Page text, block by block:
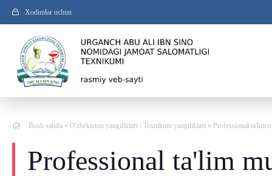
Xodimlar uchun
Bosh sahifa » O'zbekiston yangiliklari / Texnikum yangiliklari » Professional ta'lim
Professional ta'lim